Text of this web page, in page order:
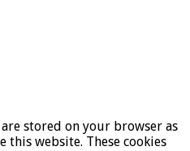
stored on your browser as
website. These cookies